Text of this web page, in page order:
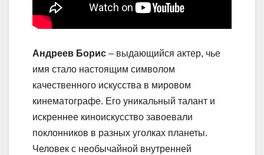
Андреев Борис – выдающийся актер, чье
имя стало настоящим символом
качественного искусства в мировом
кинематографе. Его уникальный талант и
искреннее киноискусство завоевали
поклонников в разных уголках планеты.
Человек с необычайной внутренней